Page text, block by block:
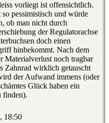
vorliegt ist offensichtlich.
pessimistisch und würde
ob man nicht durch
der Regulatorachse
doch einen
hinbekommt. Nach dem
Materialverlust noch tragbar
Zahnrad wirklich getauscht
der Aufwand immens (oder
Glück haben ein
finden).
18:50